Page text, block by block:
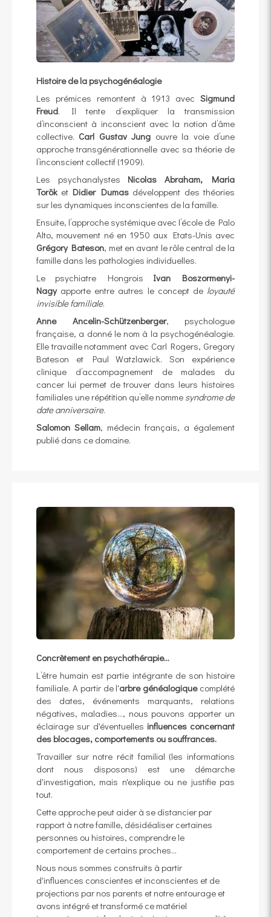
Histoire de la psychogénéalogie
Les prémices remontent à 1913 avec Sigmund
Freud. Il tente d’expliquer la transmission
d’inconscient à inconscient avec la notion d’âme
collective. Carl Gustav Jung ouvre la voie d’une
approche transgénérationnelle avec sa théorie de
l’inconscient collectif (1909).
Les psychanalystes Nicolas Abraham, Maria
Torök et Didier Dumas développent des théories
sur les dynamiques inconscientes de la famille.
Ensuite, l’approche systémique avec l’école de Palo
Alto, mouvement né en 1950 aux Etats-Unis avec
Grégory Bateson, met en avant le rôle central de la
famille dans les pathologies individuelles.
Le psychiatre Hongrois Ivan Boszormenyi-
Nagyapporte entre autres le concept de loyauté
invisible familiale.
Anne Ancelin-Schützenberger, psychologue
française, a donné le nom à la psychogénéalogie.
Elle travaille notamment avec Carl Rogers, Gregory
Bateson et Paul Watzlawick. Son expérience
clinique d’accompagnement de malades du
cancer lui permet de trouver dans leurs histoires
familiales une répétition qu’elle nomme syndrome de
date anniversaire.
Salomon Sellam, médecin français, a également
publié dans ce domaine.
Concrètement en psychothérapie...
L’être humain est partie intégrante de son histoire
familiale. A partir de l'arbre généalogiquecomplété
des dates, événements marquants, relations
négatives, maladies..., nous pouvons apporter un
éclairage sur d'éventuelles influences concernant
des blocages, comportements ou souffrances.
Travailler sur notre récit familial (les informations
dont nous disposons) est une démarche
d'investigation, mais n'explique ou ne justifie pas
tout.
Cette approche peut aider à se distancier par
rapport à notre famille, désidéaliser certaines
personnes ou histoires, comprendre le
comportement de certains proches...
Nous nous sommes construits à partir
d'influences conscientes et inconscientes et de
projections par nos parents et notre entourage et
avons intégré et transformé ce matériel